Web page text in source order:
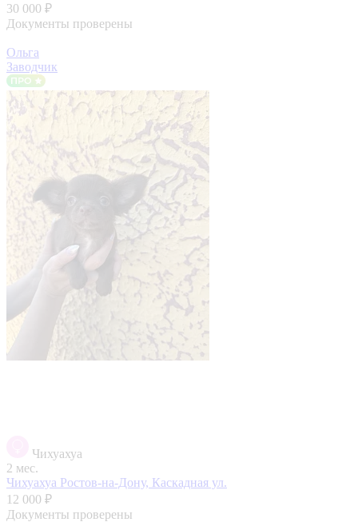
30 000 ₽
Документы проверены
Ольга
Заводчик
Чихуахуа
2 мес.
Чихуахуа Ростов-на-Дону, Каскадная ул.
12 000 ₽
Документы проверены